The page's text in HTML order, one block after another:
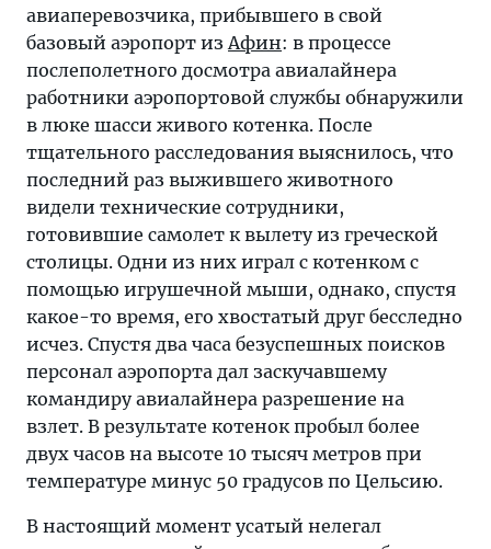
авиаперевозчика, прибывшего в свой
базовый аэропорт изАфин: в процессе
послеполетного досмотра авиалайнера
работники аэропортовой службы обнаружили
в люке шасси живого котенка. После
тщательного расследования выяснилось, что
последний раз выжившего животного
видели технические сотрудники,
готовившие самолет к вылету из греческой
столицы. Одни из них играл с котенком с
помощью игрушечной мыши, однако, спустя
какое-то время, его хвостатый друг бесследно
исчез. Спустя два часа безуспешных поисков
персонал аэропорта дал заскучавшему
командиру авиалайнера разрешение на
взлет. В результате котенок пробыл более
двух часов на высоте 10 тысяч метров при
температуре минус 50 градусов по Цельсию.
В настоящий момент усатый нелегал